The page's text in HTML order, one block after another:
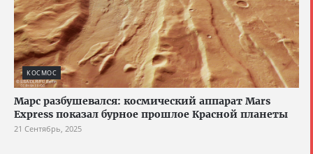
КОСМОС
Марс разбушевался: космический аппарат Mars
Express показал бурное прошлое Красной планеты
21 Сентябрь, 2025